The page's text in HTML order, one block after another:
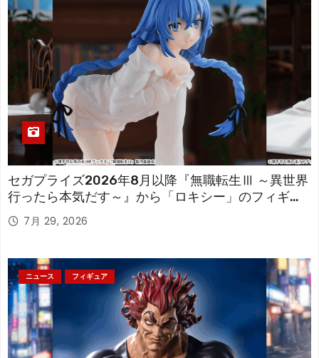
セガプライズ2026年8月以降『無職転生Ⅲ ～異世界
行ったら本気だす～』から「ロキシー」のフィギュ
アが登場！
7月 29, 2026
ニュース フィギュア